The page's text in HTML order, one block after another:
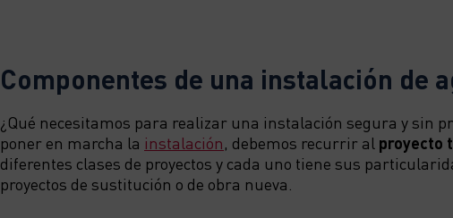
Componentes de una instalación de
¿Qué necesitamos para realizar una instalación segura y sin
poner en marcha la instalación, debemos recurrir al proyecto
diferentes clases de proyectos y cada uno tiene sus
proyectos de sustitución o de obra nueva.